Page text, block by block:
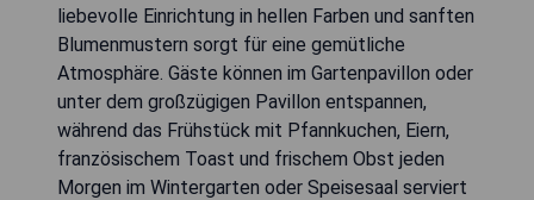
liebevolle Einrichtung in hellen Farben und sanften
Blumenmustern sorgt für eine gemütliche
Atmosphäre. Gäste können im Gartenpavillon oder
unter dem großzügigen Pavillon entspannen,
während das Frühstück mit Pfannkuchen, Eiern,
französischem Toast und frischem Obst jeden
Morgen im Wintergarten oder Speisesaal serviert